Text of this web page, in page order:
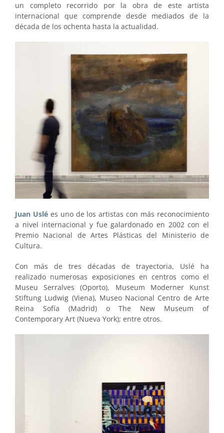
un completo recorrido por la obra de este artista
internacional que comprende desde mediados de la
década de los ochenta hasta la actualidad.
Juan Uslées uno de los artistas con más reconocimiento
a nivel internacional y fue galardonado en 2002 con el
Premio Nacional de Artes Plásticas del Ministerio de
Cultura.
Con más de tres décadas de trayectoria, Uslé ha
realizado numerosas exposiciones en centros como el
Museu Serralves (Oporto), Museum Moderner Kunst
Stiftung Ludwig (Viena), Museo Nacional Centro de Arte
Reina Sofía (Madrid) o The New Museum of
Contemporary Art (Nueva York); entre otros.